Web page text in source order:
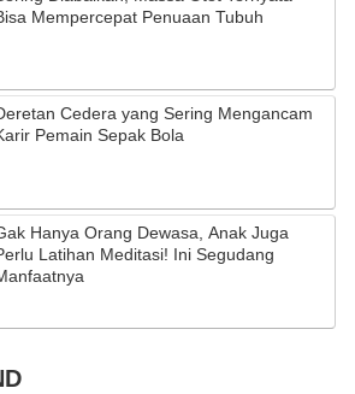
Mempercepat Penuaan Tubuh
Cedera yang Sering Mengancam
Pemain Sepak Bola
Hanya Orang Dewasa, Anak Juga
Latihan Meditasi! Ini Segudang